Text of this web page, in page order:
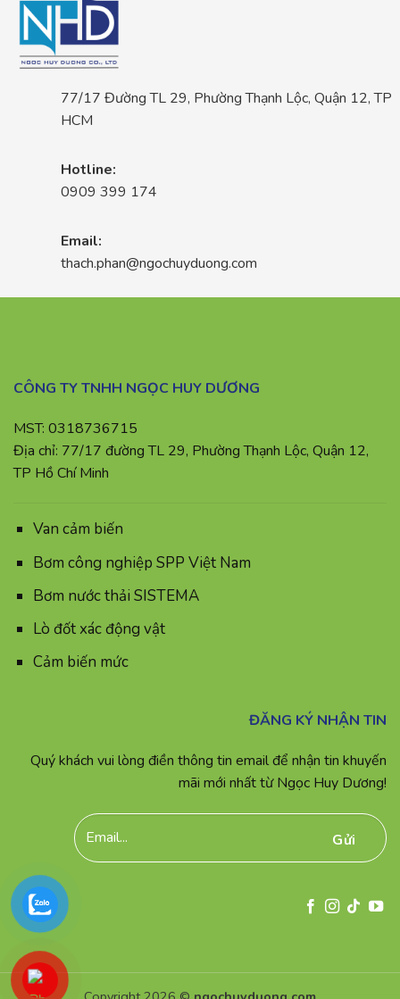
77/17 Đường TL 29, Phường Thạnh Lộc, Quận 12, TP
HCM
Hotline:
0909 399 174
Email:
thach.phan@ngochuyduong.com
CÔNG TY TNHH NGỌC HUY DƯƠNG
MST: 0318736715
Địa chỉ: 77/17 đường TL 29, Phường Thạnh Lộc, Quận 12,
TP Hồ Chí Minh
Van cảm biến
Bơm công nghiệp SPP Việt Nam
Bơm nước thải SISTEMA
Lò đốt xác động vật
Cảm biến mức
ĐĂNG KÝ NHẬN TIN
Quý khách vui lòng điền thông tin email để nhận tin khuyến
mãi mới nhất từ Ngọc Huy Dương!